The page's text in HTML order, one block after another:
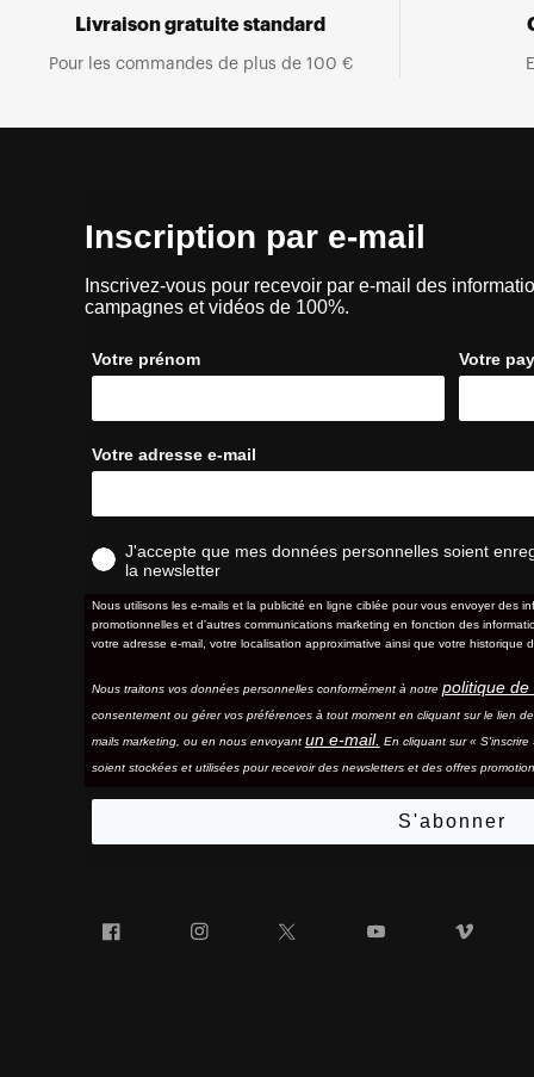
Livraison gratuite standard
Pour les commandes de plus de 100 €
Inscription par e-mail
Inscrivez-vous pour recevoir par e-mail des
campagnes et vidéos de 100%.
Votre prénom Votre
Votre adresse e-mail
J'accepte que mes données personnelles soient
la newsletter
Nous utilisons les e-mails et la publicité en ligne ciblée pour vous envoyer des
promotionnelles et d'autres communications marketing en fonction des
votre adresse e-mail, votre localisation approximative ainsi que votre historique
Nous traitons vos données personnelles conformément à notre politique de
consentement ou gérer vos préférences à tout moment en cliquant sur le lien
mails marketing, ou en nous envoyant un e-mail. En cliquant sur «
soient stockées et utilisées pour recevoir des newsletters et des offres
S'abonner
Facebook Instagram YouTube